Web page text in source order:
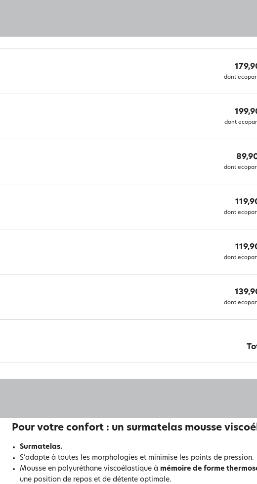
dont
dont
dont
dont
dont
dont
Pour votre confort : un surmatelas mousse
Surmatelas.
S’adapte à toutes les morphologies et minimise les points de pression.
Mousse en polyuréthane viscoélastique à mémoire de forme
une position de repos et de détente optimale.